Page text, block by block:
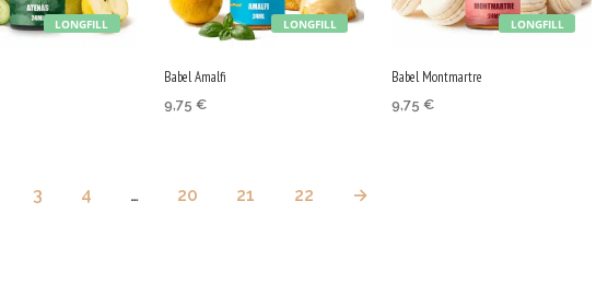
LONGFILL LONGFILL
Babel Amalfi
9,75 €
LONGFILL
Babel Montmartre
9,75 €
3 4 … 20 21 22 →